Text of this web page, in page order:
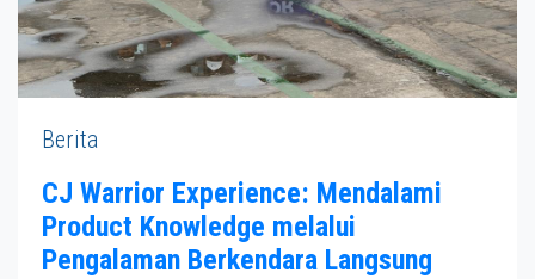
Berita
CJ Warrior Experience: Mendalami
Product Knowledge melalui
Pengalaman Berkendara Langsung